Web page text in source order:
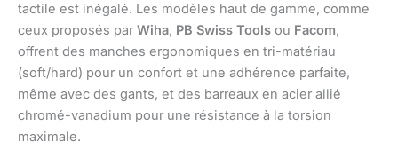
tactile est inégalé. Les modèles haut de gamme, comme
ceux proposés par Wiha, PB Swiss Tools ou Facom,
offrent des manches ergonomiques en tri-matériau
(soft/hard) pour un confort et une adhérence parfaite,
même avec des gants, et des barreaux en acier allié
chromé-vanadium pour une résistance à la torsion
maximale.